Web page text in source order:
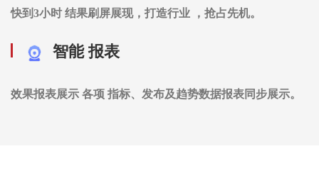
快到3小时 结果刷屏展现，打造行业 ，抢占先机。
智能 报表
效果报表展示 各项 指标、发布及趋势数据报表同步展示。